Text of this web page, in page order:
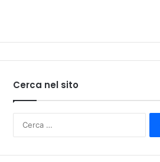
Cerca nel sito